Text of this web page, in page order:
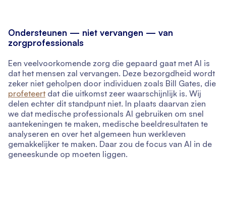
Ondersteunen — niet vervangen — van
zorgprofessionals
Een veelvoorkomende zorg die gepaard gaat met AI is
dat het mensen zal vervangen. Deze bezorgdheid wordt
zeker niet geholpen door individuen zoals Bill Gates, die
profeteert dat die uitkomst zeer waarschijnlijk is. Wij
delen echter dit standpunt niet. In plaats daarvan zien
we dat medische professionals AI gebruiken om snel
aantekeningen te maken, medische beeldresultaten te
analyseren en over het algemeen hun werkleven
gemakkelijker te maken. Daar zou de focus van AI in de
geneeskunde op moeten liggen.